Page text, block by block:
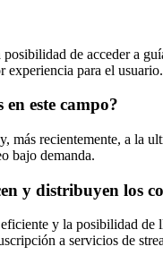
de acceder a
experiencia para el usuario.
este campo?
más recientemente, a la
bajo demanda.
y distribuyen los
y la posibilidad de
a servicios de